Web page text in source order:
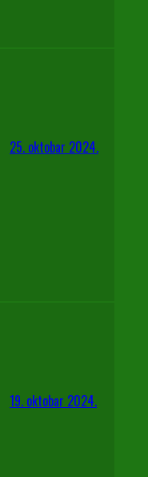
25. oktobar 2024.
19. oktobar 2024.